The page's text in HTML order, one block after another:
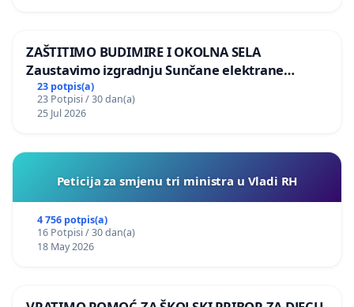
ZAŠTITIMO BUDIMIRE I OKOLNA SELA
Zaustavimo izgradnju Sunčane elektrane
Vedrine na području Ugljana
23 potpis(a)
23 Potpisi / 30 dan(a)
25 Jul 2026
Peticija za smjenu tri ministra u Vladi RH
4 756 potpis(a)
16 Potpisi / 30 dan(a)
18 May 2026